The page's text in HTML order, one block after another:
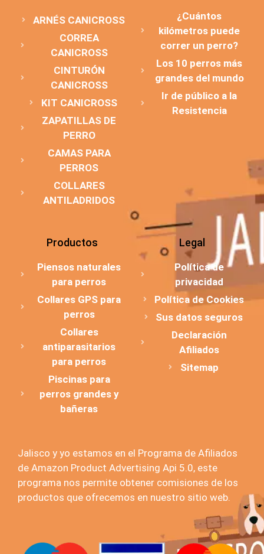
ARNÉS CANICROSS
CORREA
CANICROSS
CINTURÓN
CANICROSS
KIT CANICROSS
ZAPATILLAS DE
PERRO
CAMAS PARA
PERROS
COLLARES
ANTILADRIDOS
¿Cuántos
kilómetros puede
correr un perro?
Los 10 perros más
grandes del mundo
Ir de público a la
Resistencia
Productos
Piensos naturales
para perros
Collares GPS para
perros
Collares
antiparasitarios
para perros
Piscinas para
perros grandes y
bañeras
Legal
Política de
privacidad
Política de Cookies
Sus datos seguros
Declaración
Afiliados
Sitemap
Jalisco y yo estamos en el Programa de Afiliados
de Amazon Product Advertising Api 5.0, este
programa nos permite obtener comisiones de los
productos que ofrecemos en nuestro sitio web.